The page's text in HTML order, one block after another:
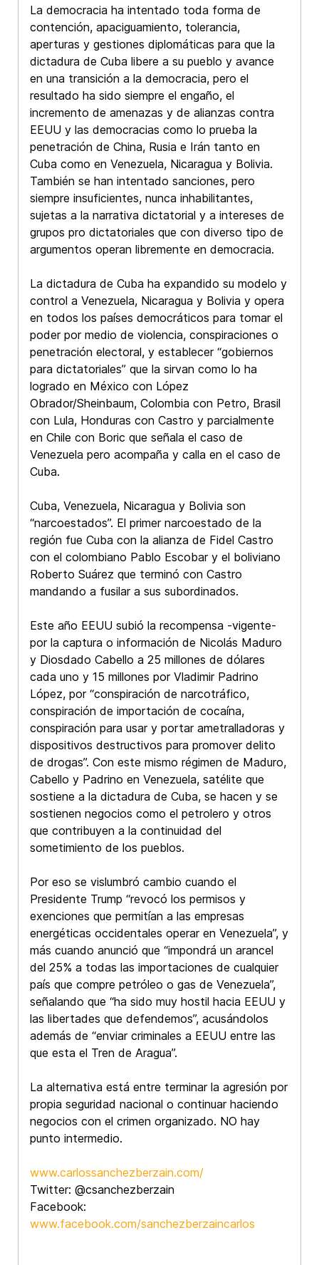
La democracia ha intentado toda forma de
contención, apaciguamiento, tolerancia,
aperturas y gestiones diplomáticas para que la
dictadura de Cuba libere a su pueblo y avance
en una transición a la democracia, pero el
resultado ha sido siempre el engaño, el
incremento de amenazas y de alianzas contra
EEUU y las democracias como lo prueba la
penetración de China, Rusia e Irán tanto en
Cuba como en Venezuela, Nicaragua y Bolivia.
También se han intentado sanciones, pero
siempre insuficientes, nunca inhabilitantes,
sujetas a la narrativa dictatorial y a intereses de
grupos pro dictatoriales que con diverso tipo de
argumentos operan libremente en democracia.
La dictadura de Cuba ha expandido su modelo y
control a Venezuela, Nicaragua y Bolivia y opera
en todos los países democráticos para tomar el
poder por medio de violencia, conspiraciones o
penetración electoral, y establecer “gobiernos
para dictatoriales” que la sirvan como lo ha
logrado en México con López
Obrador/Sheinbaum, Colombia con Petro, Brasil
con Lula, Honduras con Castro y parcialmente
en Chile con Boric que señala el caso de
Venezuela pero acompaña y calla en el caso de
Cuba.
Cuba, Venezuela, Nicaragua y Bolivia son
“narcoestados”. El primer narcoestado de la
región fue Cuba con la alianza de Fidel Castro
con el colombiano Pablo Escobar y el boliviano
Roberto Suárez que terminó con Castro
mandando a fusilar a sus subordinados.
Este año EEUU subió la recompensa -vigente-
por la captura o información de Nicolás Maduro
y Diosdado Cabello a 25 millones de dólares
cada uno y 15 millones por Vladimir Padrino
López, por “conspiración de narcotráfico,
conspiración de importación de cocaína,
conspiración para usar y portar ametralladoras y
dispositivos destructivos para promover delito
de drogas”. Con este mismo régimen de Maduro,
Cabello y Padrino en Venezuela, satélite que
sostiene a la dictadura de Cuba, se hacen y se
sostienen negocios como el petrolero y otros
que contribuyen a la continuidad del
sometimiento de los pueblos.
Por eso se vislumbró cambio cuando el
Presidente Trump “revocó los permisos y
exenciones que permitían a las empresas
energéticas occidentales operar en Venezuela”, y
más cuando anunció que “impondrá un arancel
del 25% a todas las importaciones de cualquier
país que compre petróleo o gas de Venezuela”,
señalando que “ha sido muy hostil hacia EEUU y
las libertades que defendemos”, acusándolos
además de “enviar criminales a EEUU entre las
que esta el Tren de Aragua”.
La alternativa está entre terminar la agresión por
propia seguridad nacional o continuar haciendo
negocios con el crimen organizado. NO hay
punto intermedio.
www.carlossanchezberzain.com/
Twitter: @csanchezberzain
Facebook:
www.facebook.com/sanchezberzaincarlos